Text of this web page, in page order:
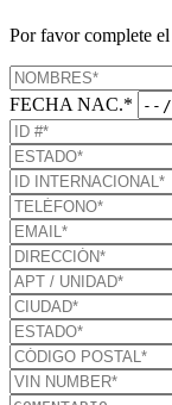
Por favor complete
FECHA NAC.*